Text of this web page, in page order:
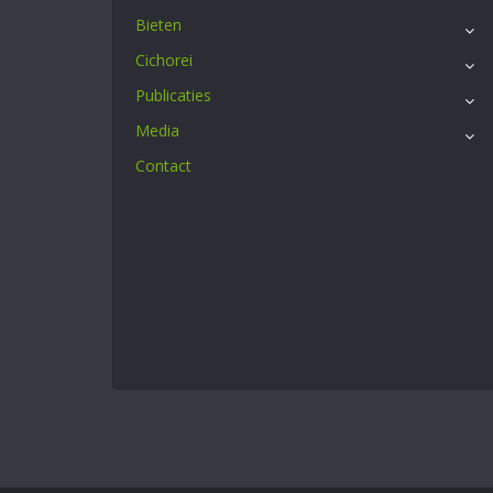
Bieten
Cichorei
Publicaties
Media
Contact